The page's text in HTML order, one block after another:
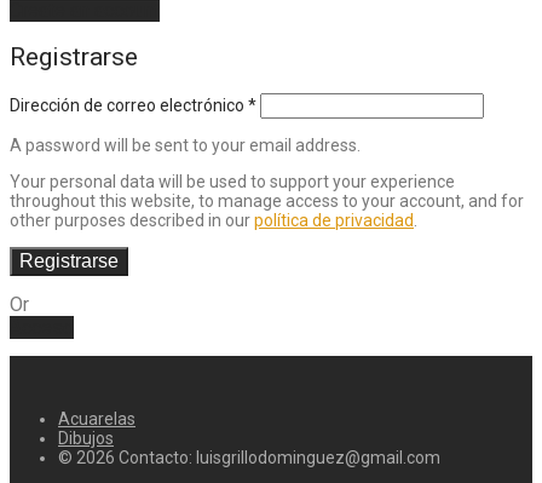
Registrarse
Dirección de correo electrónico *
A password will be sent to your email address.
Your personal data will be used to support your experience
throughout this website, to manage access to your account, and for
other purposes described in ourpolítica de privacidad
Registrarse
Or
Acuarelas
Dibujos
© 2026 Contacto: luisgrillodominguez@gmail.com